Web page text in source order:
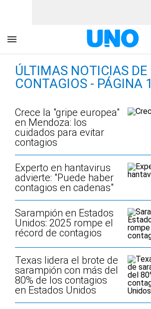
ÚLTIMAS NOTICIAS DE
CONTAGIOS - PÁGINA 1
Crece la "gripe europea"
en Mendoza: los
cuidados para evitar
contagios
Experto en hantavirus
advierte: "Puede haber
contagios en cadenas"
Sarampión en Estados
Unidos: 2025 rompe el
récord de contagios
Texas lidera el brote de
sarampión con más del
80% de los contagios
en Estados Unidos